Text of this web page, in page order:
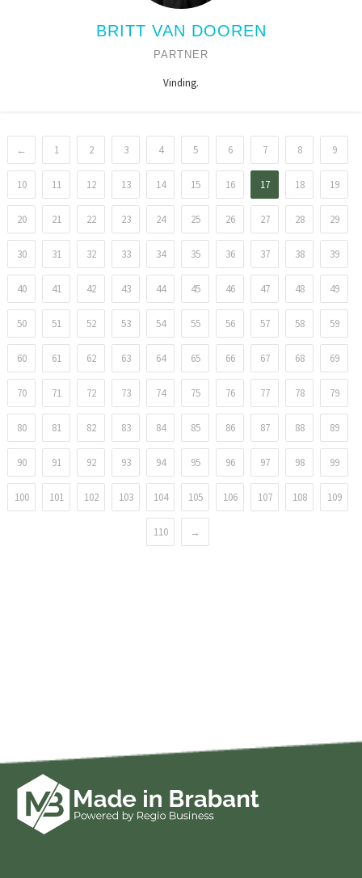
BRITT VAN DOOREN
PARTNER
Vinding.
← 1 2 3 4 5 6 7 8 9
10 11 12 13 14 15 16 17 18 19
20 21 22 23 24 25 26 27 28 29
30 31 32 33 34 35 36 37 38 39
40 41 42 43 44 45 46 47 48 49
50 51 52 53 54 55 56 57 58 59
60 61 62 63 64 65 66 67 68 69
70 71 72 73 74 75 76 77 78 79
80 81 82 83 84 85 86 87 88 89
90 91 92 93 94 95 96 97 98 99
100 101 102 103 104 105 106 107 108 109
110 →